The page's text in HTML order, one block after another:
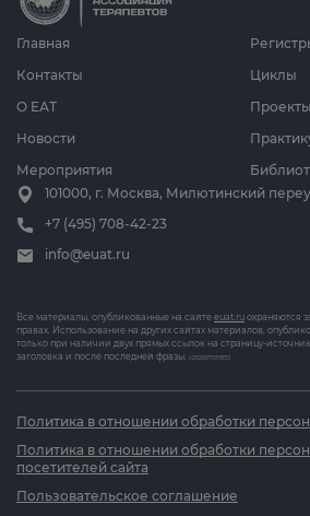
Главная
О ЕАТ
Новости
Мероприятия
Циклы
Контакты
101000, г. Москва, Милютинский
+7 (495) 708-42-23
info@euat.ru
Все материалы, опубликованные на сайте euat.ru охраняются
правах. Использование на других сайтах материалов,
только при наличии двух прямых ссылок на страницу-
заголовка и после последней фразы. v202607031833
Политика в отношении обработки
Политика в отношении обработки
посетителей сайта
Пользовательское соглашение